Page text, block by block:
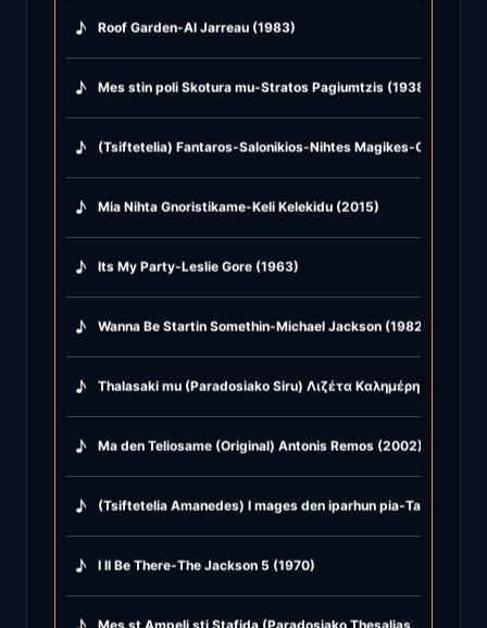
♪ Roof Garden-Al Jarreau (1983)
♪ Mes stin poli Skotura mu-Stratos Pagiumtzis (1938)
♪ (Tsiftetelia) Fantaros-Salonikios-Nihtes Magikes-Glike mu
♪ Mia Nihta Gnoristikame-Keli Kelekidu (2015)
♪ Its My Party-Leslie Gore (1963)
♪ Wanna Be Startin Somethin-Michael Jackson (1982)
♪ Thalasaki mu (Paradosiako Siru) Λιζέτα Καλημέρη & Kostas
♪ Ma den Teliosame (Original) Antonis Remos (2002)
♪ (Tsiftetelia Amanedes) I mages den iparhun pia-Ta
♪ I ll Be There-The Jackson 5 (1970)